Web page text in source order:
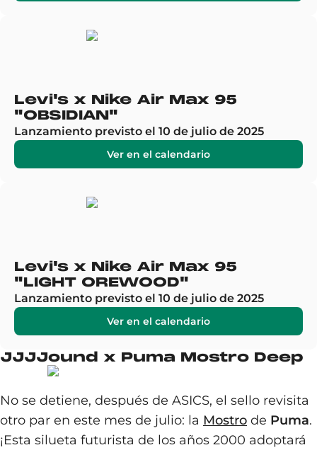
Levi's x Nike Air Max 95
"OBSIDIAN"
Lanzamiento previsto el 10 de julio de 2025
Ver en el calendario
Levi's x Nike Air Max 95
"LIGHT OREWOOD"
Lanzamiento previsto el 10 de julio de 2025
Ver en el calendario
JJJJound x Puma Mostro Deep
No se detiene, después de ASICS, el sello revisita
otro par en este mes de julio: la Mostro de Puma.
¡Esta silueta futurista de los años 2000 adoptará